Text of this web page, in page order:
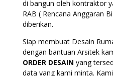
di bangun oleh kontraktor
RAB ( Rencana Anggaran
diberikan.
Siap membuat Desain
dengan bantuan Arsitek
ORDER DESAIN yang
data yang kami minta.